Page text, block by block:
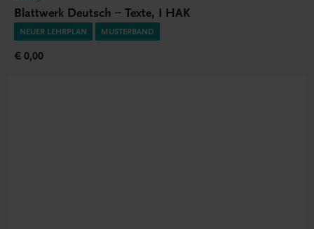
Blattwerk Deutsch – Texte, I HAK
NEUER LEHRPLAN MUSTERBAND
€ 0,00